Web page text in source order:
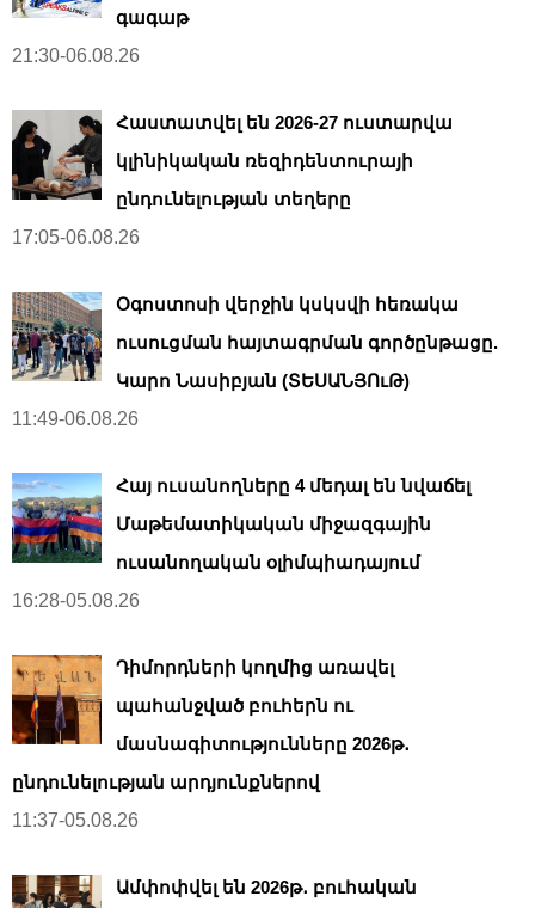
գագաթ
21:30-06.08.26
Հաստատվել են 2026-27 ուստարվա
կլինիկական ռեզիդենտուրայի
ընդունելության տեղերը
17:05-06.08.26
Օգոստոսի վերջին կսկսվի հեռակա
ուսուցման հայտագրման գործընթացը.
Կարո Նասիբյան (ՏԵՍԱՆՅՈւԹ)
11:49-06.08.26
Հայ ուսանողները 4 մեդալ են նվաճել
Մաթեմատիկական միջազգային
ուսանողական օլիմպիադայում
16:28-05.08.26
Դիմորդների կողմից առավել
պահանջված բուհերն ու
մասնագիտությունները 2026թ․
ընդունելության արդյունքներով
11:37-05.08.26
Ամփոփվել են 2026թ․ բուհական